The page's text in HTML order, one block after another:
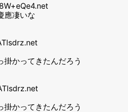
應凄いな
掛かってきたんだろう
掛かってきたんだろう